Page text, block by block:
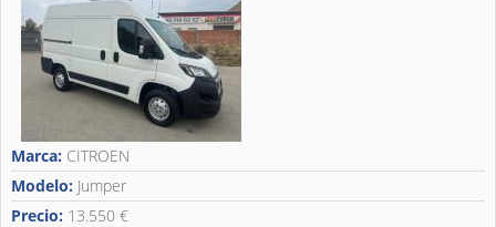
Marca: CITROEN
Modelo: Jumper
Precio: 13.550 €